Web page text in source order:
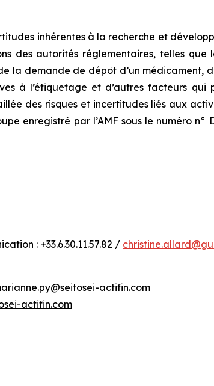
inhérentes à la recherche et
des autorités réglementaires, telles que
la demande de dépôt d’un médicament,
à l’étiquetage et d’autres facteurs
des risques et incertitudes liés aux
enregistré par l’AMF sous le numéro
: +33.6.30.11.57.82 /
actifin.com
actifin.com